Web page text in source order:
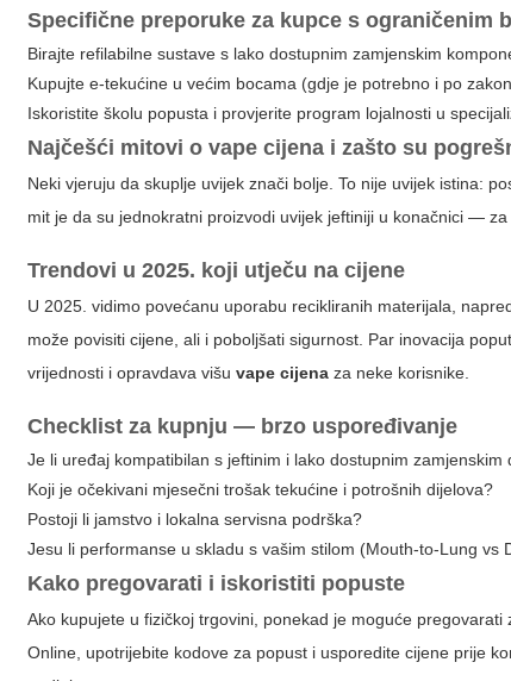
Specifične preporuke za kupce s ograničenim
Birajte refilabilne sustave s lako dostupnim zamjenskim
Kupujte e-tekućine u većim bocama (gdje je potrebno i po
Iskoristite školu popusta i provjerite program lojalnosti u
Najčešći mitovi ovape cijena i zašto su
Neki vjeruju da skuplje uvijek znači bolje. To nije uvijek istina:
mit je da su jednokratni proizvodi uvijek jeftiniji u konačnici —
Trendovi u 2025. koji utječu na cijene
U 2025. vidimo povećanu uporabu recikliranih materijala,
može povisiti cijene, ali i poboljšati sigurnost. Par inovacija
vrijednosti i opravdava višuvape cijena za neke korisnike.
Checklist za kupnju — brzo uspoređivanje
Je li uređaj kompatibilan s jeftinim i lako dostupnim zamjenskim
Koji je očekivani mjesečni trošak tekućine i potrošnih dijelova?
Postoji li jamstvo i lokalna servisna podrška?
Jesu li performanse u skladu s vašim stilom (Mouth-to-Lung vs
Kako pregovarati i iskoristiti popuste
Ako kupujete u fizičkoj trgovini, ponekad je moguće
Online, upotrijebite kodove za popust i usporedite cijene prije